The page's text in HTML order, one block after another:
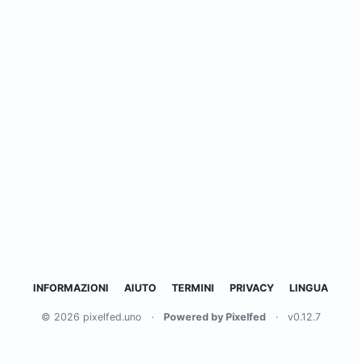
INFORMAZIONI AIUTO TERMINI PRIVACY LINGUA
© 2026 pixelfed.uno · Powered by Pixelfed · v0.12.7